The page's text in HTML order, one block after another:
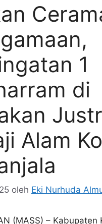
1
di
Alam
oleh Eki Nurhuda
(MASS) – Kabupaten